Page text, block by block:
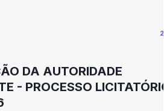
DA AUTORIDADE
- PROCESSO